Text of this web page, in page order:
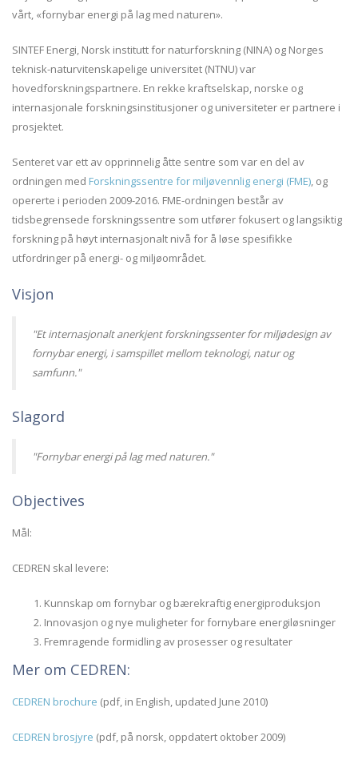
vårt, «fornybar energi på lag med naturen».
SINTEF Energi, Norsk institutt for naturforskning (NINA) og Norges
teknisk-naturvitenskapelige universitet (NTNU) var
hovedforskningspartnere. En rekke kraftselskap, norske og
internasjonale forskningsinstitusjoner og universiteter er partnere i
prosjektet.
Senteret var ett av opprinnelig åtte sentre som var en del av
ordningen med Forskningssentre for miljøvennlig energi (FME), og
opererte i perioden 2009-2016. FME-ordningen består av
tidsbegrensede forskningssentre som utfører fokusert og langsiktig
forskning på høyt internasjonalt nivå for å løse spesifikke
utfordringer på energi- og miljøområdet.
Visjon
"Et internasjonalt anerkjent forskningssenter for miljødesign av
fornybar energi, i samspillet mellom teknologi, natur og
samfunn."
Slagord
"Fornybar energi på lag med naturen."
Objectives
Mål:
CEDREN skal levere:
Kunnskap om fornybar og bærekraftig energiproduksjon
Innovasjon og nye muligheter for fornybare energiløsninger
Fremragende formidling av prosesser og resultater
Mer om CEDREN:
CEDREN brochure (pdf, in English, updated June 2010)
CEDREN brosjyre (pdf, på norsk, oppdatert oktober 2009)